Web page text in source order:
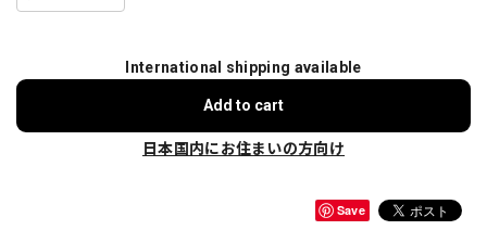
International shipping available
Add to cart
日本国内にお住まいの方向け
Save